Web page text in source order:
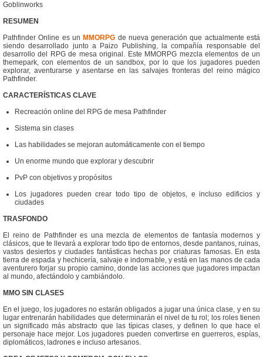
Goblinworks
RESUMEN
Pathfinder Online es un MMORPG de nueva generación que actualmente está
siendo desarrollado junto a Paizo Publishing, la compañía responsable del
desarrollo del RPG de mesa original. Este MMORPG mezcla elementos de un
themepark, con elementos de un sandbox, por lo que los jugadores pueden
explorar, aventurarse y asentarse en las salvajes fronteras del reino mágico
Pathfinder.
CARACTERÍSTICAS CLAVE
Recreación online del RPG de mesa Pathfinder
Sistema sin clases
Las habilidades se mejoran automáticamente con el tiempo
Un enorme mundo que explorar y descubrir
PvP con objetivos y propósitos
Los jugadores pueden crear todo tipo de objetos, e incluso edificios y
ciudades
TRASFONDO
El reino de Pathfinder es una mezcla de elementos de fantasía modernos y
clásicos, que te llevará a explorar todo tipo de entornos, desde pantanos, ruinas,
vastos desiertos y ciudades fantásticas hechas por criaturas famosas. En esta
tierra de espada y hechicería, salvaje e indomable, y está en las manos de cada
aventurero forjar su propio camino, donde las acciones que jugadores impactan
al mundo, afectándolo y cambiándolo.
MMO SIN CLASES
En el juego, los jugadores no estarán obligados a jugar una única clase, y en su
lugar entrenarán habilidades que determinarán el nivel de tu rol; los roles tienen
un significado más abstracto que las típicas clases, y definen lo que hace el
personaje hace mejor. Los jugadores pueden convertirse en guerreros, espías,
diplomáticos, ladrones e incluso artesanos.